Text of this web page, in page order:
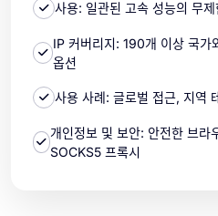
사용: 일관된 고속 성능의 무
IP 커버리지: 190개 이상 국가
옵션
사용 사례: 글로벌 접근, 지역
개인정보 및 보안: 안전한 브라
SOCKS5 프록시